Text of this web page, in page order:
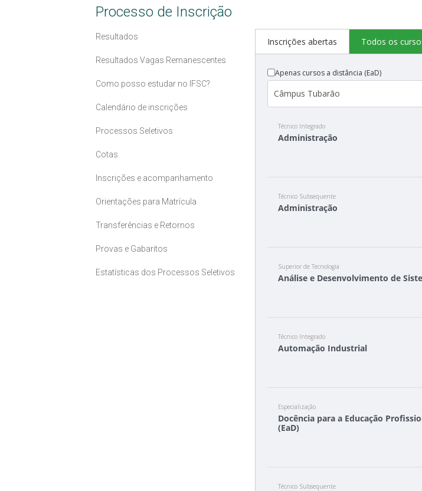
Processo de Inscrição
Resultados
Resultados Vagas Remanescentes
Como posso estudar no IFSC?
Calendário de inscrições
Processos Seletivos
Cotas
Inscrições e acompanhamento
Orientações para Matrícula
Transferências e Retornos
Provas e Gabaritos
Estatísticas dos Processos Seletivos
Inscrições abertas Todos os
Apenas cursos a distância (EaD)
Técnico Integrado
Administração
Técnico Subsequente
Administração
Superior de Tecnologia
Análise e Desenvolvimento de
Técnico Integrado
Automação Industrial
Especialização
Docência para a Educação
(EaD)
Técnico Subsequente